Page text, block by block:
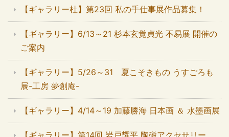
【ギャラリー杜】第23回 私の手仕事展作品募集！
【ギャラリー】6/13～21 杉本玄覚貞光 不易展 開催の
ご案内
【ギャラリー】5/26～31 夏こそきもの うすごろも
展-工房 夢創庵-
【ギャラリー】4/14～19 加藤勝海 日本画 ＆ 水墨画展